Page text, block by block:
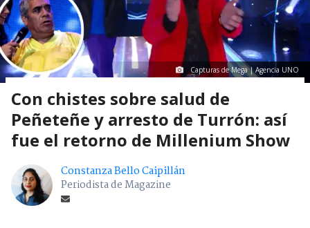
Capturas de Mega | Agencia UNO
Con chistes sobre salud de
Peñeteñe y arresto de Turrón: así
fue el retorno de Millenium Show
Constanza Bello Caipillán
Periodista de Magazine